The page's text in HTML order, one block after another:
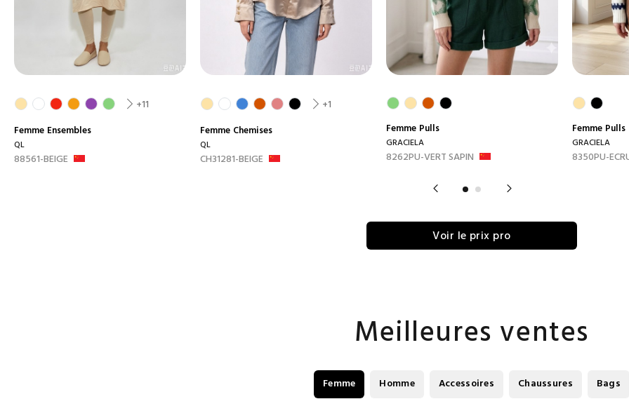
+11
Femme Ensembles
QL
88561-BEIGE
+1
Femme Chemises
QL
CH31281-BEIGE
Femme Pulls
GRACIELA
8262PU-VERT SAPIN
Femme Pulls
GRACIELA
8350PU-
Voir le prix pro
Meilleures ventes
Femme Homme Accessoires Chaussures Bags